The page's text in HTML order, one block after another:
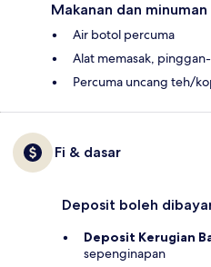
Makanan dan minuman
Air botol percuma
Alat memasak,
Percuma uncang teh/
Fi & dasar
Deposit boleh
Deposit Kerugian
sepenginapan